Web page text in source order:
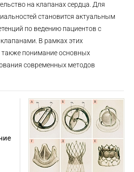
на клапанах сердца. Для
становится актуальным
по ведению пациентов с
В рамках этих
понимание основных
современных методов